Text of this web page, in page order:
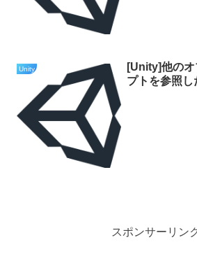
Unity
[Unity]他のオ
プトを参照し
スポンサーリン